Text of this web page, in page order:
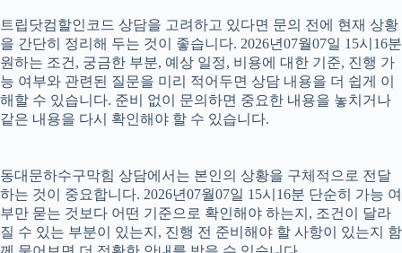
트립닷컴할인코드 상담을 고려하고 있다면 문의 전에 현재 상황
을 간단히 정리해 두는 것이 좋습니다. 2026년07월07일 15시16분
원하는 조건, 궁금한 부분, 예상 일정, 비용에 대한 기준, 진행 가
능 여부와 관련된 질문을 미리 적어두면 상담 내용을 더 쉽게 이
해할 수 있습니다. 준비 없이 문의하면 중요한 내용을 놓치거나
같은 내용을 다시 확인해야 할 수 있습니다.
동대문하수구막힘 상담에서는 본인의 상황을 구체적으로 전달
하는 것이 중요합니다. 2026년07월07일 15시16분 단순히 가능 여
부만 묻는 것보다 어떤 기준으로 확인해야 하는지, 조건이 달라
질 수 있는 부분이 있는지, 진행 전 준비해야 할 사항이 있는지 함